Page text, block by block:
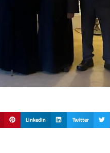
Twitter
LinkedIn